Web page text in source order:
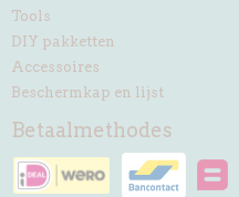
Tools
DIY pakketten
Accessoires
Beschermkap en lijst
Betaalmethodes